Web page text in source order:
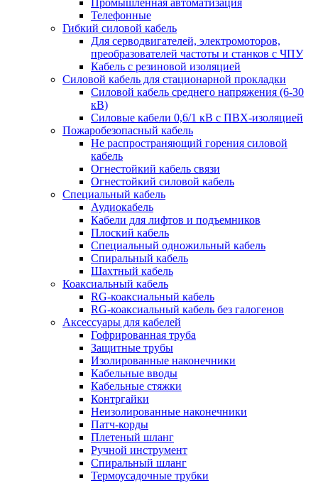
Промышленная автоматизация
Телефонные
Гибкий силовой кабель
Для серводвигателей, электромоторов,
преобразователей частоты и станков с ЧПУ
Кабель с резиновой изоляцией
Силовой кабель для стационарной прокладки
Силовой кабель среднего напряжения (6-30
кВ)
Силовые кабели 0,6/1 кВ с ПВХ-изоляцией
Пожаробезопасный кабель
Не распространяющий горения силовой
кабель
Огнестойкий кабель связи
Огнестойкий силовой кабель
Специальный кабель
Аудиокабель
Кабели для лифтов и подъемников
Плоский кабель
Специальный одножильный кабель
Спиральный кабель
Шахтный кабель
Коаксиальный кабель
RG-коаксиальный кабель
RG-коаксиальный кабель без галогенов
Аксессуары для кабелей
Гофрированная труба
Защитные трубы
Изолированные наконечники
Кабельные вводы
Кабельные стяжки
Контргайки
Неизолированные наконечники
Патч-корды
Плетеный шланг
Ручной инструмент
Спиральный шланг
Термоусадочные трубки